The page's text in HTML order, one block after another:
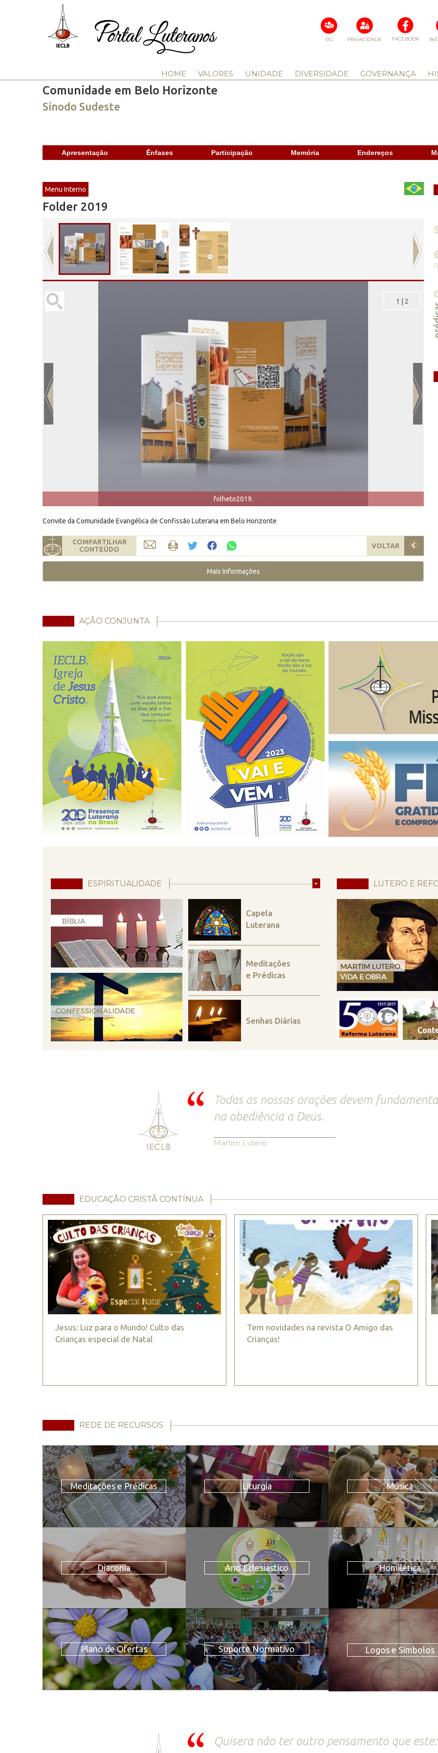
FACEBOOK
PRIVACIDADE
SIG
HOME VALORES UNIDADE DIVERSIDADE GOVERNANÇA
Comunidade em Belo Horizonte
Sínodo Sudeste
Apresentação Ênfases Participação Memória Endereços
Menu Interno
Folder 2019
folheto2019.
1 2
Convite da Comunidade Evangélica de Confissão Luterana em Belo Horizonte
COMPARTILHAR
CONTEÚDO
VOLTAR
Mais Informações
AÇÃO CONJUNTA
ESPIRITUALIDADE +
Capela
Luterana
Meditações
e Prédicas
Senhas Diárias
LUTERO E
Todas as nossas orações devem
na obediência a Deus.
Martim Lutero
EDUCAÇÃO CRISTÃ CONTÍNUA
Jesus: Luz para o Mundo! Culto das
Crianças especial de Natal
Tem novidades na revista O Amigo das
Crianças!
REDE DE RECURSOS
Meditações e Prédicas Liturgia Música
Diaconia Ano Eclesiástico Homilética
Plano de Ofertas Suporte Normativo Logos e Símbolos
Quisera não ter outro pensamento que